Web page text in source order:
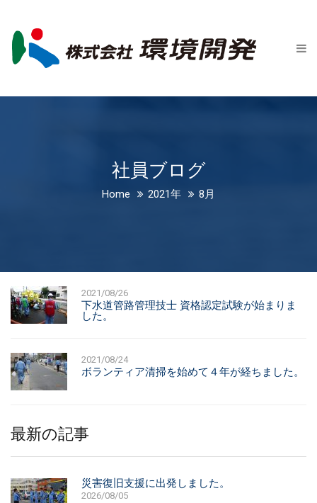
会社案内
お問い合わせ
社員ブログ
Home 2021年 8月
2021/08/26
下水道管路管理技士 資格認定試験が始まりま
した。
2021/08/24
ボランティア清掃を始めて４年が経ちました。
最新の記事
災害復旧支援に出発しました。
2026/08/05